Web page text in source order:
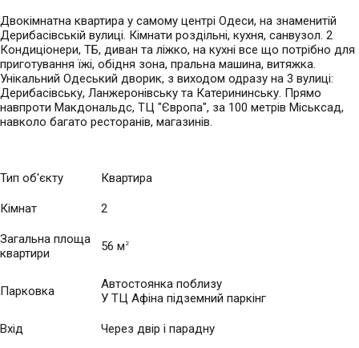
Двокімнатна квартира у самому центрі Одеси, на знаменитій
Дерибасівській вулиці. Кімнати роздільні, кухня, санвузол. 2
Кондиціонери, ТБ, диван та ліжко, на кухні все що потрібно для
приготування їжі, обідня зона, пральна машина, витяжка.
Унікальний Одеський дворик, з виходом одразу на 3 вулиці:
Дерибасівську, Ланжеронівську та Катерининську. Прямо
навпроти Макдональдс, ТЦ "Європа", за 100 метрів Міськсад,
навколо багато ресторанів, магазинів.
Тип об'єкту Квартира
Кімнат 2
Загальна площа
квартири
56 м 2
Парковка
Автостоянка поблизу
У ТЦ Афіна підземний паркінг
Вхід Через двір і парадну